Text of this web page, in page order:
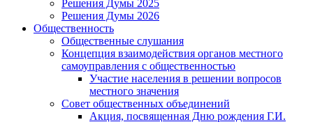
Решения Думы 2025
Решения Думы 2026
Общественность
Общественные слушания
Концепция взаимодействия органов местного
самоуправления с общественностью
Участие населения в решении вопросов
местного значения
Совет общественных объединений
Акция, посвященная Дню рождения Г.И.